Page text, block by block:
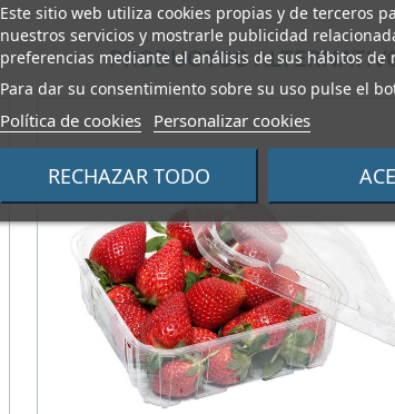
Este sitio web utiliza cookies propias y de terceros
nuestros servicios y mostrarle publicidad
preferencias mediante el análisis de sus hábitos de
Para dar su consentimiento sobre su uso pulse el
Política de cookies Personalizar cookies
RECHAZAR TODO
PRODUCTOS